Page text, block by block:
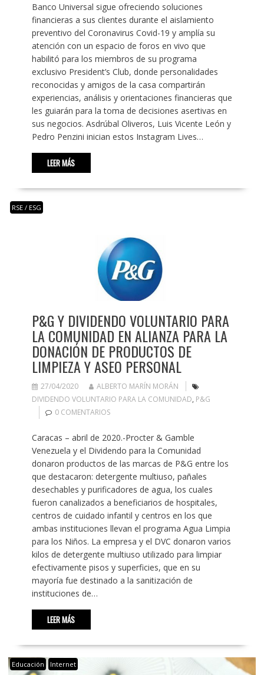
Banco Universal sigue ofreciendo soluciones
financieras a sus clientes durante el aislamiento
preventivo del Coronavirus Covid-19 y amplía su
atención con un espacio de foros en vivo que
habilitó para los miembros de su programa
exclusivo President’s Club, donde personalidades
reconocidas y amigos de la casa compartirán
experiencias, análisis y orientaciones financieras que
les guiarán para la toma de decisiones asertivas en
sus negocios. Asdrúbal Oliveros, Luis Vicente León y
Pedro Penzini inician estos Instagram Lives…
LEER MÁS
RSE / ESG
P&G Y DIVIDENDO VOLUNTARIO PARA
LA COMUNIDAD EN ALIANZA PARA LA
DONACIÓN DE PRODUCTOS DE
LIMPIEZA Y ASEO PERSONAL
27/04/2020
ALBERTO MARÍN MORÁN
DIVIDENDO VOLUNTARIO PARA LA COMUNIDAD, P&G
0 COMENTARIOS
Caracas – abril de 2020.-Procter & Gamble
Venezuela y el Dividendo para la Comunidad
donaron productos de las marcas de P&G entre los
que destacaron: detergente multiuso, pañales
desechables y purificadores de agua, los cuales
fueron canalizados a beneficiarios de hospitales,
centros de cuidado infantil y centros en los que
ambas instituciones llevan el programa Agua Limpia
para los Niños. La empresa y el DVC donaron varios
kilos de detergente multiuso utilizado para limpiar
efectivamente pisos y superficies, que en su
mayoría fue destinado a la sanitización de
instituciones de…
LEER MÁS
Educación Internet